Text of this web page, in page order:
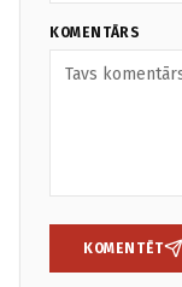
KOMENTĀRS
KOMENTĒT